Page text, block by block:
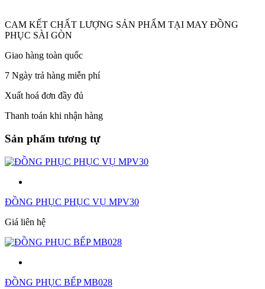
CAM KẾT CHẤT LƯỢNG SẢN PHẨM TẠI MAY ĐỒNG
PHỤC SÀI GÒN
Giao hàng toàn quốc
7 Ngày trả hàng miễn phí
Xuất hoá đơn đầy đủ
Thanh toán khi nhận hàng
Sản phẩm tương tự
ĐỒNG PHỤC PHỤC VỤ MPV30
Giá liên hệ
ĐỒNG PHỤC BẾP MB028